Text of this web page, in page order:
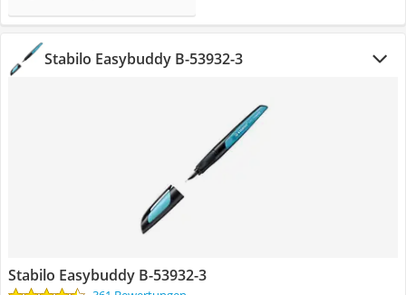
Stabilo Easybuddy B-53932-3
Stabilo Easybuddy B-53932-3